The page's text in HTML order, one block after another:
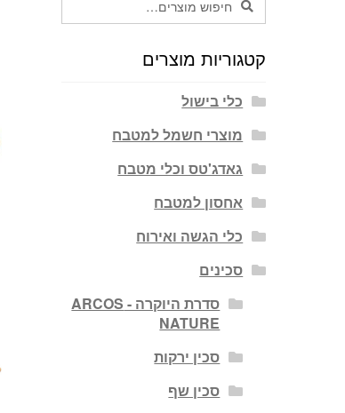
עבור:
חיפוש
קטגוריות מוצרים
כלי בישול
מוצרי חשמל למטבח
גאדג'טס וכלי מטבח
אחסון למטבח
כלי הגשה ואירוח
סכינים
סדרת היוקרה - ARCOS
NATURE
סכין ירקות
סכין שף